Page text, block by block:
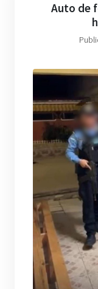
Auto de